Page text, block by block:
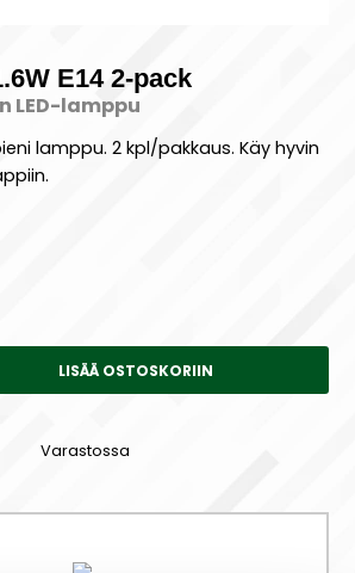
E14 2-pack
LED-lamppu
lamppu. 2 kpl/pakkaus. Käy hyvin
LISÄÄ OSTOSKORIIN
Varastossa